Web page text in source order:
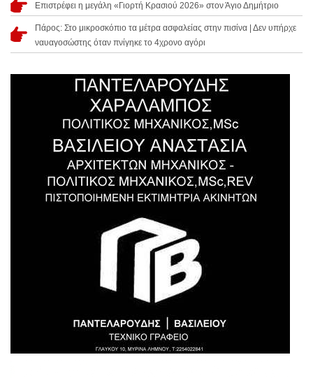
Επιστρέφει η μεγάλη «Γιορτή Κρασιού 2026» στον Άγιο Δημήτριο
Πάρος: Στο μικροσκόπιο τα μέτρα ασφαλείας στην πισίνα | Δεν υπήρχε
ναυαγοσώστης όταν πνίγηκε το 4χρονο αγόρι